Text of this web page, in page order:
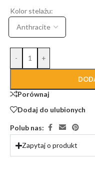
Kolor stelażu:
- +
Porównaj
Dodaj do ulubionych
Polub nas:
Zapytaj o produkt